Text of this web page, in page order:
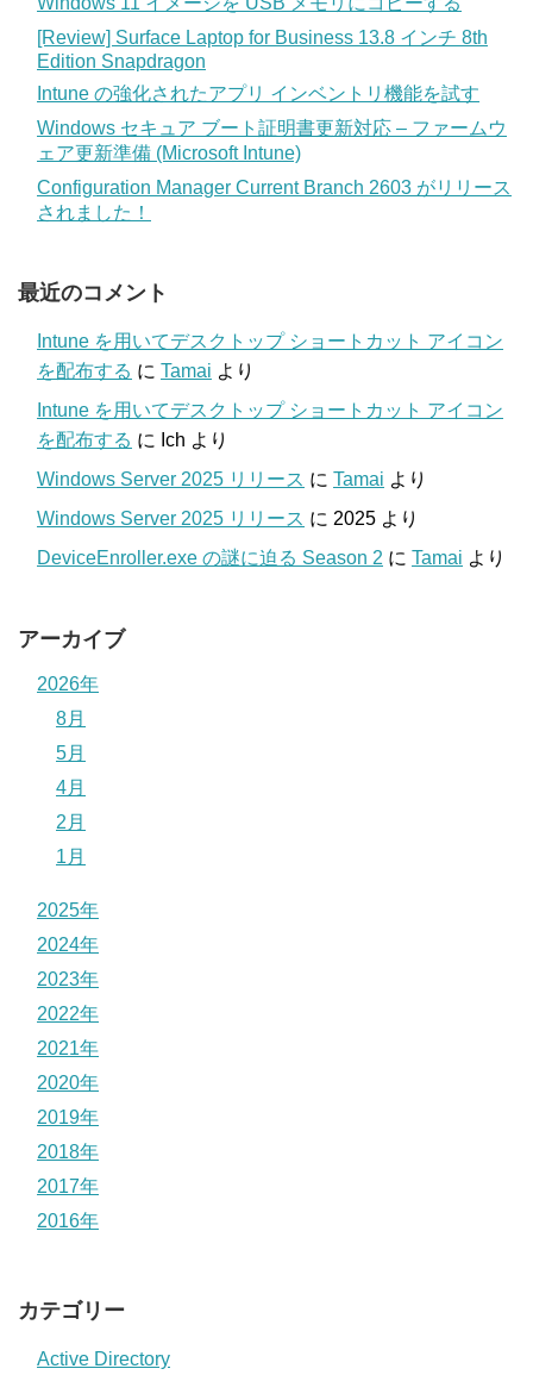
[Review] Surface Laptop for Business 13.8 インチ 8th
Edition Snapdragon
Intune の強化されたアプリ インベントリ機能を試す
Windows セキュア ブート証明書更新対応 – ファームウ
ェア更新準備 (Microsoft Intune)
Configuration Manager Current Branch 2603 がリリース
されました！
最近のコメント
Intune を用いてデスクトップ ショートカット アイコン
を配布する に Tamai より
Intune を用いてデスクトップ ショートカット アイコン
を配布する に Ich より
Windows Server 2025 リリース に Tamai より
Windows Server 2025 リリース に 2025 より
DeviceEnroller.exe の謎に迫る Season 2 に Tamai より
アーカイブ
2026年
8月
5月
4月
2月
1月
2025年
2024年
2023年
2022年
2021年
2020年
2019年
2018年
2017年
2016年
カテゴリー
Active Directory